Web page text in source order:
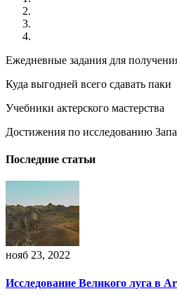
Ежедневные задания для
Куда выгодней всего сдавать паки
Учебники актерского мастерства
Достижения по исследованию
Последние статьи
нояб 23, 2022
Исследование Великого луга в